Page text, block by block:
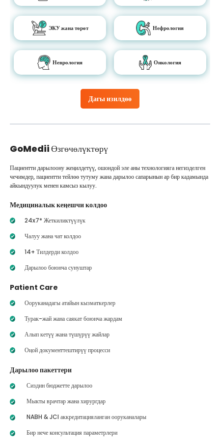
Дагы изилдөө
ЭКУ жана төрөт Нефрология
Неврология Онкология
GoMediiӨзгөчөлүктөрү
Пациентти дарылоону жеңилдетүү, ошондой эле аны технологияга негизделген
чечимдер, пациентти тейлөө тутуму жана дарылоо сапарынын ар бир кадамында
айкындуулук менен камсыз кылуу.
Медициналык кеңешчи колдоо
24x7* Жеткиликтүүлүк
Чалуу жана чат колдоо
14+ Тилдерди колдоо
Дарылоо боюнча сунуштар
Patient Care
Ооруканадагы атайын кызматкерлер
Турак-жай жана саякат боюнча жардам
Алып кетүү жана түшүрүү жайлар
Оңой документтештирүү процесси
Дарылоо пакеттери
Сиздин бюджетте дарылоо
Мыкты врачтар жана хирургдар
NABH & JCI аккредитацияланган ооруканалары
Бир нече консультация параметрлери